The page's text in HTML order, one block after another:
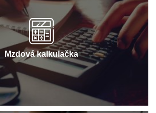
Mzdová kalkulačka